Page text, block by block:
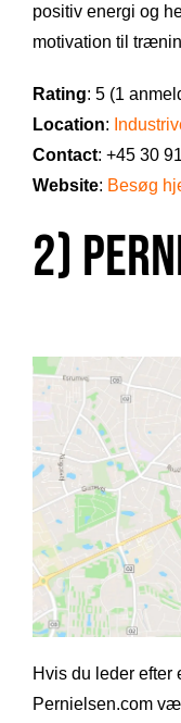
positiv energi og
motivation til
Rating: 5 (1
Location:
Contact: +45 30
Website: Besøg
2)
Hvis du leder
Pernielsen.com